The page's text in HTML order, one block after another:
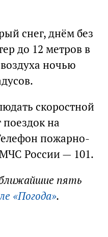
снег, днём без
до 12 метров в
ночью
скоростной
поездок на
пожарно-
России — 101.
пять
«Погода».